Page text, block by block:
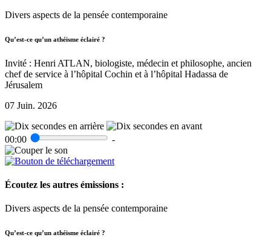
Divers aspects de la pensée contemporaine
Qu’est-ce qu’un athéisme éclairé ?
Invité : Henri ATLAN, biologiste, médecin et philosophe, ancien
chef de service à l’hôpital Cochin et à l’hôpital Hadassa de
Jérusalem
07 Juin. 2026
00:00 -
Écoutez les autres émissions :
Divers aspects de la pensée contemporaine
Qu’est-ce qu’un athéisme éclairé ?